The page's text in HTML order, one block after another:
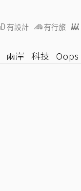
有設計 有行旅
兩岸 科技 Oops